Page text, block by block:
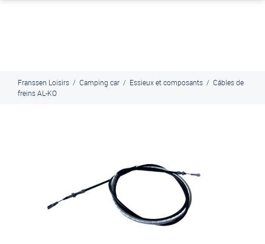
Franssen Loisirs / Camping car / Essieux et composants / Câbles de
freins AL-KO